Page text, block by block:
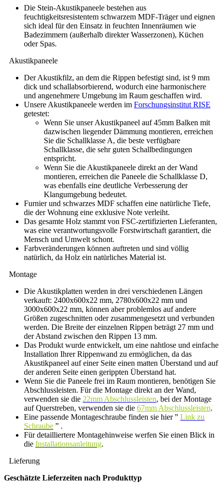
Die Stein-Akustikpaneele bestehen aus
feuchtigkeitsresistentem schwarzem MDF-Träger und eignen
sich ideal für den Einsatz in feuchten Innenräumen wie
Badezimmern (außerhalb direkter Wasserzonen), Küchen
oder Spas.
Akustikpaneele
Der Akustikfilz, an dem die Rippen befestigt sind, ist 9 mm
dick und schallabsorbierend, wodurch eine harmonischere
und angenehmere Umgebung im Raum geschaffen wird.
Unsere Akustikpaneele werden im Forschungsinstitut RISE
getestet:
Wenn Sie unser Akustikpaneel auf 45mm Balken mit
dazwischen liegender Dämmung montieren, erreichen
Sie die Schallklasse A, die beste verfügbare
Schallklasse, die sehr guten Schallbedingungen
entspricht.
Wenn Sie die Akustikpaneele direkt an der Wand
montieren, erreichen die Paneele die Schallklasse D,
was ebenfalls eine deutliche Verbesserung der
Klangumgebung bedeutet.
Furnier und schwarzes MDF schaffen eine natürliche Tiefe,
die der Wohnung eine exklusive Note verleiht.
Das gesamte Holz stammt von FSC-zertifizierten Lieferanten,
was eine verantwortungsvolle Forstwirtschaft garantiert, die
Mensch und Umwelt schont.
Farbveränderungen können auftreten und sind völlig
natürlich, da Holz ein natürliches Material ist.
Montage
Die Akustikplatten werden in drei verschiedenen Längen
verkauft: 2400x600x22 mm, 2780x600x22 mm und
3000x600x22 mm, können aber problemlos auf andere
Größen zugeschnitten oder zusammengesetzt und verbunden
werden. Die Breite der einzelnen Rippen beträgt 27 mm und
der Abstand zwischen den Rippen 13 mm.
Das Produkt wurde entwickelt, um eine nahtlose und einfache
Installation Ihrer Rippenwand zu ermöglichen, da das
Akustikpaneel auf einer Seite einen matten Überstand und auf
der anderen Seite einen gerippten Überstand hat.
Wenn Sie die Paneele frei im Raum montieren, benötigen Sie
Abschlussleisten. Für die Montage direkt an der Wand,
verwenden sie die 22mm Abschlussleisten, bei der Montage
auf Querstreben, verwenden sie die 67mm Abschlussleisten.
Eine passende Montageschraube finden sie hier ” Link zu
Schraube ” .
Für detailliertere Montagehinweise werfen Sie einen Blick in
die Installationsanleitung.
Lieferung
Geschätzte Lieferzeiten nach Produkttyp